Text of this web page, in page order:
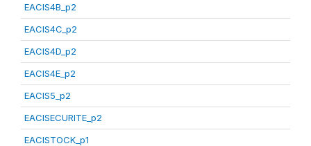
EACIS4B_p2
EACIS4C_p2
EACIS4D_p2
EACIS4E_p2
EACIS5_p2
EACISECURITE_p2
EACISTOCK_p1